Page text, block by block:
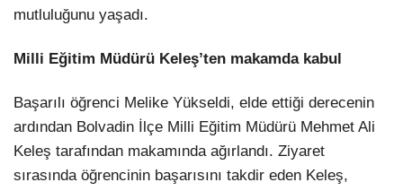
mutluluğunu yaşadı.
Milli Eğitim Müdürü Keleş’ten makamda kabul
Başarılı öğrenci Melike Yükseldi, elde ettiği derecenin
ardından Bolvadin İlçe Milli Eğitim Müdürü Mehmet Ali
Keleş tarafından makamında ağırlandı. Ziyaret
sırasında öğrencinin başarısını takdir eden Keleş,